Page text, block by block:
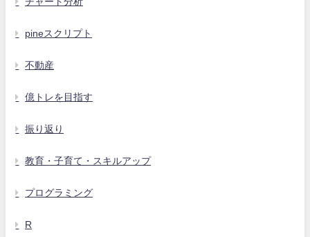
pineスクリプト
不動産
億トレを目指す
振り返り
教育・子育て・スキルアップ
プログラミング
R